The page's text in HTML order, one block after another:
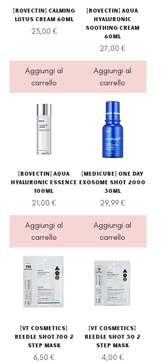
[Rovectin] Calming
Lotus Cream 60ml
Prezzo
23,00 €
Aggiungi al
carrello
[Rovectin] Aqua
Hyaluronic
Soothing Cream
60ml
Prezzo
27,00 €
Aggiungi al
carrello
[Rovectin] Aqua
Hyaluronic Essence
100ml
Prezzo
21,00 €
Aggiungi al
carrello
[Medicube] One Day
Exosome Shot 2000
30ml
Prezzo
29,99 €
Aggiungi al
carrello
[VT Cosmetics]
Reedle Shot 700 2
Step Mask
Prezzo
6,50 €
[VT Cosmetics]
Reedle Shot 50 2
Step Mask
Prezzo
4,00 €